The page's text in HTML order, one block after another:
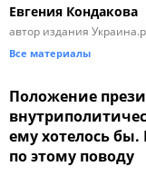
Евгения Кондакова
автор издания
Все материалы
Положение
ему хотелось
по этому поводу